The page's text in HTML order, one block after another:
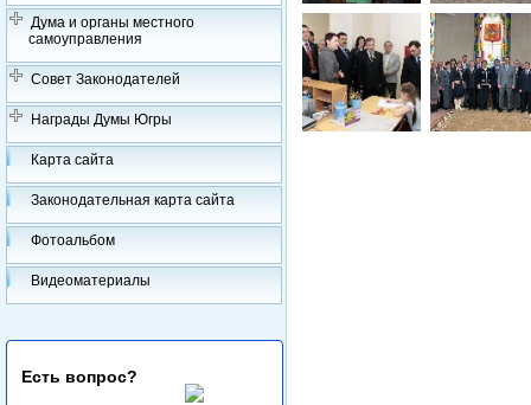
Дума и органы местного
самоуправления
Совет Законодателей
Награды Думы Югры
Карта сайта
Законодательная карта сайта
Фотоальбом
Видеоматериалы
Есть вопрос?